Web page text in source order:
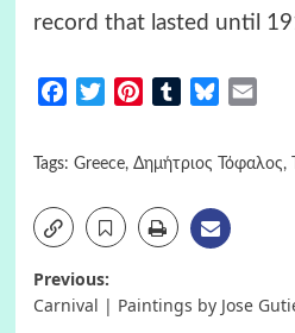
record that lasted until
FacebookTwitterPinterestTumblrBluesky
Tags: Greece, Δημήτριος Τόφαλος,
Post
Previous:
Carnival | Paintings by Jose